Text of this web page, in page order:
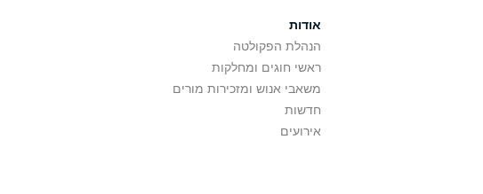
אודות
הנהלת הפקולטה
ראשי חוגים ומחלקות
משאבי אנוש ומזכירות מורים
חדשות
אירועים